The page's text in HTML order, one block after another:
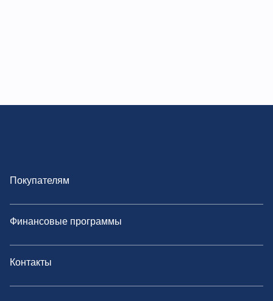
Покупателям
Финансовые программы
Контакты